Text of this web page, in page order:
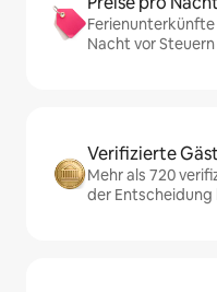
Nacht vor
Verifizierte
Mehr als 720
der Entscheidung